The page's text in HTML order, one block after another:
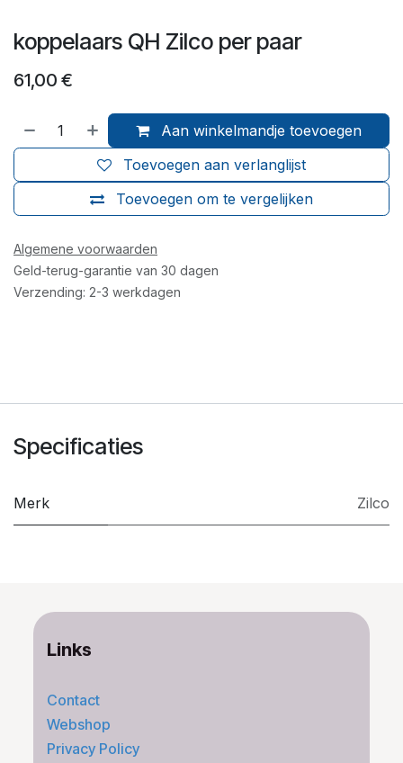
koppelaars QH Zilco per paar
61,00 €
Aan winkelmandje toevoegen
Toevoegen om te vergelijken
Toevoegen aan verlanglijst
Algemene voorwaarden
Geld-terug-garantie van 30 dagen
Verzending: 2-3 werkdagen
Specificaties
Merk Zilco
Links
Contact
Webshop
Privacy Policy